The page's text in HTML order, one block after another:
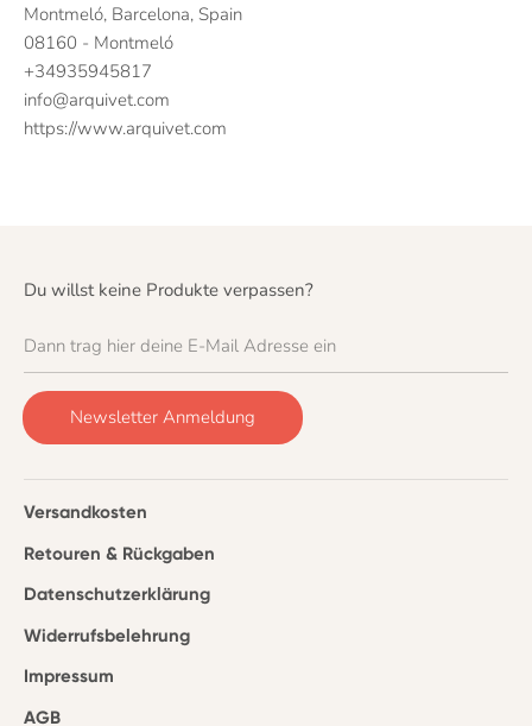
Montmeló, Barcelona, Spain
08160 - Montmeló
+34935945817
info@arquivet.com
https://www.arquivet.com
Du willst keine Produkte verpassen?
Dann trag hier deine E-Mail Adresse ein
Newsletter Anmeldung
Versandkosten
Retouren & Rückgaben
Datenschutzerklärung
Widerrufsbelehrung
Impressum
AGB